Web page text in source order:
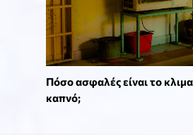
Πόσο ασφαλές είναι το
καπνό;